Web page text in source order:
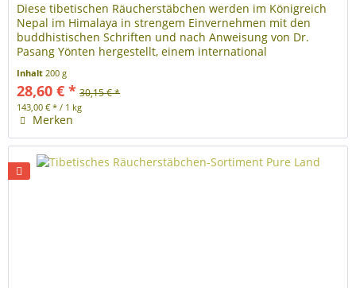
Diese tibetischen Räucherstäbchen werden im Königreich
Nepal im Himalaya in strengem Einvernehmen mit den
buddhistischen Schriften und nach Anweisung von Dr.
Pasang Yönten hergestellt, einem international
Inhalt200 g
28,60 € * 30,15 € *
143,00 € * / 1 kg
Merken